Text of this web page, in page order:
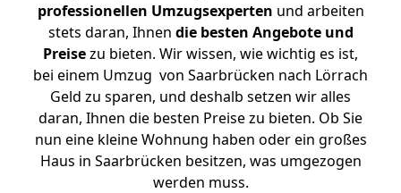
professionellen Umzugsexperten und arbeiten
stets daran, Ihnen die besten Angebote und
Preisezu bieten. Wir wissen, wie wichtig es ist,
bei einem Umzug von Saarbrücken nach Lörrach
Geld zu sparen, und deshalb setzen wir alles
daran, Ihnen die besten Preise zu bieten. Ob Sie
nun eine kleine Wohnung haben oder ein großes
Haus in Saarbrücken besitzen, was umgezogen
werden muss.